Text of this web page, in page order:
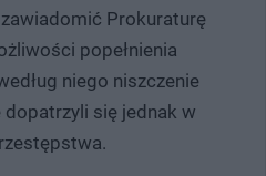
Prokuraturę
popełnienia
niego niszczenie
dopatrzyli się jednak w